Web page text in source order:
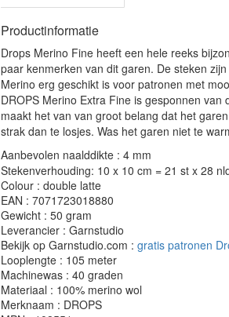
Productinformatie
Drops Merino Fine heeft een hele reeks
paar kenmerken van dit garen. De steken
Merino erg geschikt is voor patronen met
DROPS Merino Extra Fine is gesponnen
maakt het van van groot belang dat het
strak dan te losjes. Was het garen niet te
Aanbevolen naalddikte : 4 mm
Stekenverhouding: 10 x 10 cm = 21 st x 28
Colour : double latte
EAN : 7071723018880
Gewicht : 50 gram
Leverancier : Garnstudio
Bekijk op Garnstudio.com : gratis patronen
Looplengte : 105 meter
Machinewas : 40 graden
Materiaal : 100% merino wol
Merknaam : DROPS